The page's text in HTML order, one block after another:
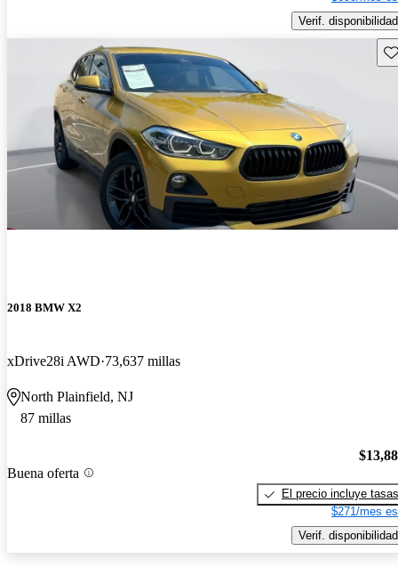
Verif. disponibilidad
2018 BMW X2
xDrive28i AWD 73,637 millas
North Plainfield, NJ
87 millas
Buena oferta
El precio incluye tasas
$271/mes
Verif. disponibilidad